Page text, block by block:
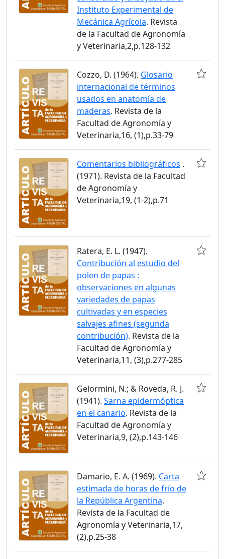
Instituto Experimental de
Mecánica Agrícola. Revista
de la Facultad de Agronomía
y Veterinaria,2,p.128-132
Cozzo, D. (1964). Glosario
internacional de términos
usados en anatomía de
maderas. Revista de la
Facultad de Agronomía y
Veterinaria,16, (1),p.33-79
Comentarios bibliográficos .
(1971). Revista de la Facultad
de Agronomía y
Veterinaria,19, (1-2),p.71
Ratera, E. L. (1947).
Contribución al estudio del
polen de papas :
observaciones en algunas
variedades de papas
cultivadas y en especies
salvajes afines (segunda
contribución). Revista de la
Facultad de Agronomía y
Veterinaria,11, (3),p.277-285
Gelormini, N.; & Roveda, R. J.
(1941). Sarna epidermóptica
en el canario. Revista de la
Facultad de Agronomía y
Veterinaria,9, (2),p.143-146
Damario, E. A. (1969). Carta
estimada de horas de frío de
la República Argentina.
Revista de la Facultad de
Agronomía y Veterinaria,17,
(2),p.25-38